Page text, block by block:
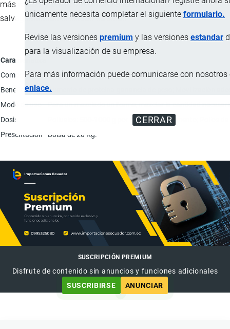
únicamente necesita completar el siguiente formulario.
Revise las versiones premium y las versiones estandar
para la visualización de su empresa.
Para más información puede comunicarse con nosotros
enlace.
CERRAR
más rápido, y por lo tanto, favoreciendo la digestión y
salvaguardando el estado de salud
Característica
Composición
Cada 680 gramos contiene: Polvos de Azadirachta
Beneficios
Aumento de proteína-ganancia de peso; Movilización
Modo de uso
Para un mezclado uniforme, mezclar la cantidad
Dosis
Polluelos: 500-1000 g por tonelada de alimento; Pollos
Presentación
Bolsa de 20 Kg.
SUSCRIPCIÓN PREMIUM
Disfrute de contenido sin anuncios y funciones adicionales
SUSCRIBIRSE
ANUNCIAR